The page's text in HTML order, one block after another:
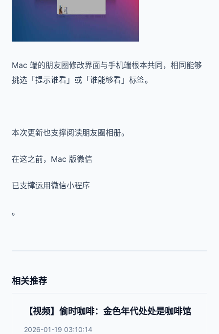
Mac 端的朋友圈修改界面与手机端根本共同，相同能够
挑选「提示谁看」或「谁能够看」标签。
本次更新也支撑阅读朋友圈相册。
在这之前，Mac 版微信
已支撑运用微信小程序
。
相关推荐
【视频】偷时咖啡：金色年代处处是咖啡馆
2026-01-19 03:10:14